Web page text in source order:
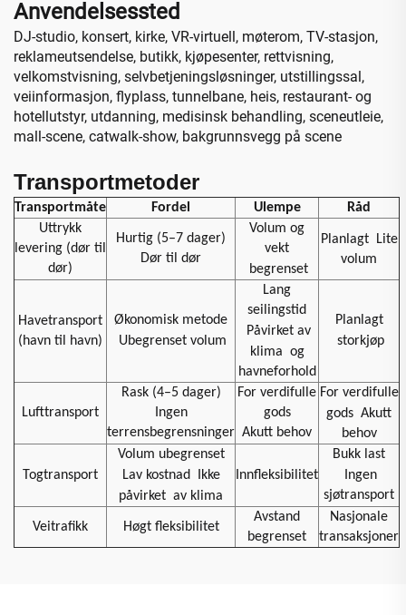
Anvendelsessted
DJ-studio, konsert, kirke, VR-virtuell, møterom, TV-stasjon,
reklameutsendelse, butikk, kjøpesenter, rettvisning,
velkomstvisning, selvbetjeningsløsninger, utstillingssal,
veiinformasjon, flyplass, tunnelbane, heis, restaurant- og
hotellutstyr, utdanning, medisinsk behandling, sceneutleie,
mall-scene, catwalk-show, bakgrunnsvegg på scene
Transportmetoder
Transportmåte Fordel Ulempe
Råd
Uttrykk
levering (dør til
dør)
Hurtig (5–7 dager)
Dør til dør
Volum og
vekt
begrenset
Planlagt
Lite
volum
Havetransport
(havn til havn)
Økonomisk metode
Ubegrenset volum
Lang
seilingstid
Påvirket av
klima og
havneforhold
Planlagt
storkjøp
Lufttransport
Rask (4–5 dager)
Ingen
terrensbegrensninger
For verdifulle
gods
Akutt behov
For verdifulle
gods Akutt
behov
Togtransport
Volum ubegrenset
Lav kostnad
Ikke
påvirket av klima
Innfleksibilitet
Bukk last
Ingen
sjøtransport
Veitrafikk Høgt fleksibilitet
Avstand
begrenset
Nasjonale
transaksjoner